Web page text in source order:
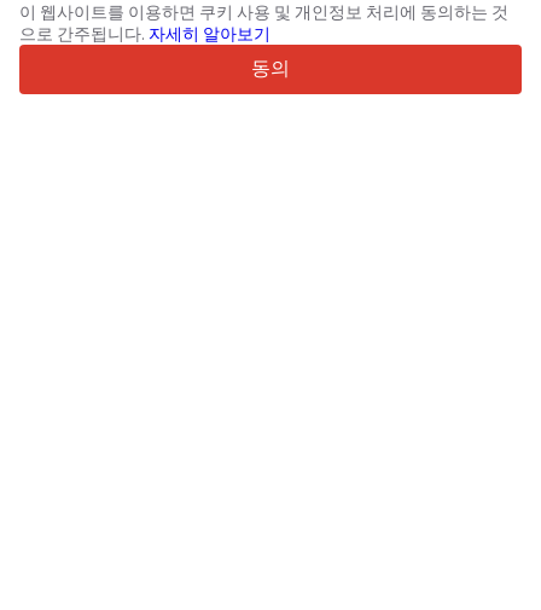
4.7/5
Trustpilot
이 웹사이트를 이용하면 쿠키 사용 및 개인정보 처리에 동의하는 것
으로 간주됩니다. 자세히 알아보기
동의